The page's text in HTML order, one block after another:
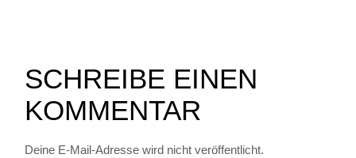
SCHREIBE EINEN
KOMMENTAR
Deine E-Mail-Adresse wird nicht veröffentlicht.